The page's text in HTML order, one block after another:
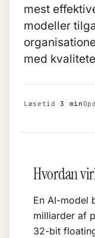
mest
modeller
med
Læsetid3 min
Hvordan
En AI-model
milliarder af
32-bit